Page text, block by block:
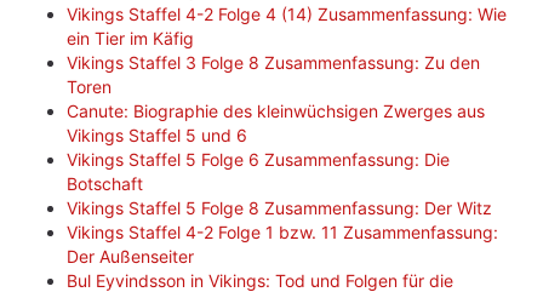
Vikings Staffel 4-2 Folge 4 (14) Zusammenfassung: Wie
ein Tier im Käfig
Vikings Staffel 3 Folge 8 Zusammenfassung: Zu den
Toren
Canute: Biographie des kleinwüchsigen Zwerges aus
Vikings Staffel 5 und 6
Vikings Staffel 5 Folge 6 Zusammenfassung: Die
Botschaft
Vikings Staffel 5 Folge 8 Zusammenfassung: Der Witz
Vikings Staffel 4-2 Folge 1 bzw. 11 Zusammenfassung:
Der Außenseiter
Bul Eyvindsson in Vikings: Tod und Folgen für die